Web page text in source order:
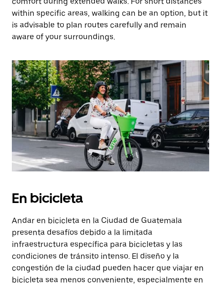
within specific areas, walking can be an option, but it
is advisable to plan routes carefully and remain
aware of your surroundings.
En bicicleta
Andar en bicicleta en la Ciudad de Guatemala
presenta desafíos debido a la limitada
infraestructura específica para bicicletas y las
condiciones de tránsito intenso. El diseño y la
congestión de la ciudad pueden hacer que viajar en
bicicleta sea menos conveniente, especialmente en